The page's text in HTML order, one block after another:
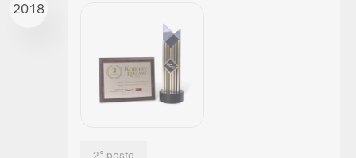
2018
2° posto
Vuoi stabilire una cooperazione a lungo termine con noi? Dai
un’occhiata alla nostra offerta, crea un account gratuito nel
nostro pannello B2B e scopri tutte le funzionalità del nostro
sistema.